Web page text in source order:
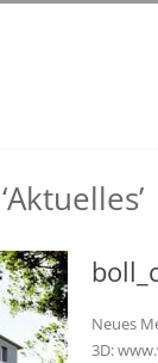
Neues
3D: